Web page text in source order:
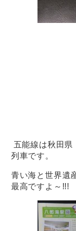
五能線は秋田県
列車です。
青い海と世界遺
最高ですよ～!!!